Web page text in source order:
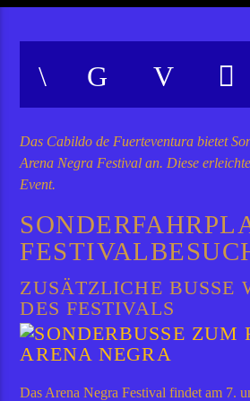
Das Cabildo de Fuerteventura bietet
Arena Negra Festival an. Diese
Event.
ZUSÄTZLICHE BUSSE
DES FESTIVALS
Das Arena Negra Festival findet am 7.